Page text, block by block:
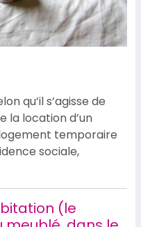
qu’il s’agisse de
la location d’un
temporaire
sociale,
(le